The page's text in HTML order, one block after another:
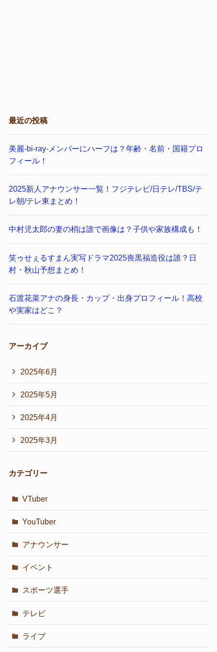
最近の投稿
美麗-bi-ray-メンバーにハーフは？年齢・名前・国籍プロ
フィール！
2025新人アナウンサー一覧！フジテレビ/日テレ/TBS/テ
レ朝/テレ東まとめ！
中村児太郎の妻の梢は誰で画像は？子供や家族構成も！
笑ゥせぇるすまん実写ドラマ2025喪黒福造役は誰？日
村・秋山予想まとめ！
石渡花菜アナの身長・カップ・出身プロフィール！高校
や実家はどこ？
アーカイブ
2025年6月
2025年5月
2025年4月
2025年3月
カテゴリー
VTuber
YouTuber
アナウンサー
イベント
スポーツ選手
テレビ
ライブ